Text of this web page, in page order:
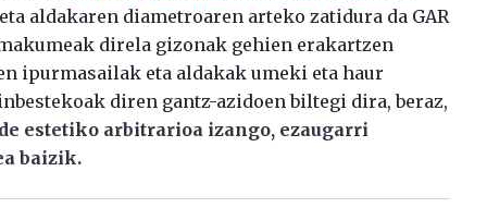
aldakaren diametroaren arteko zatidura da GAR
direla gizonak gehien erakartzen
ipurmasailak eta aldakak umeki eta haur
diren gantz-azidoen biltegi dira, beraz,
estetiko arbitrarioa izango, ezaugarri
baizik.